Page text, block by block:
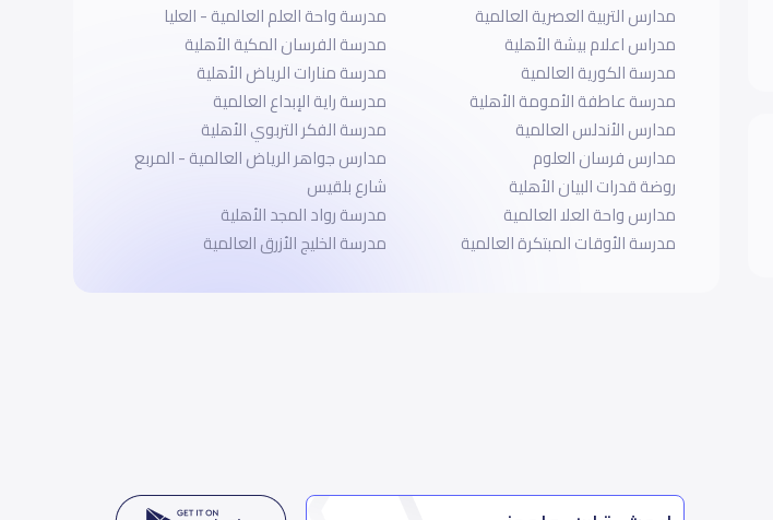
مدارس التربية العصرية العالمية
مدراس اعلام بيشة الأهلية
مدرسة الكورية العالمية
مدرسة عاطفة الأمومة الأهلية
مدارس الأندلس العالمية
مدارس فرسان العلوم
روضة قدرات البيان الأهلية
مدارس واحة العلا العالمية
مدرسة الأوقات المبتكرة العالمية
مدرسة واحة العلم العالمية - العليا
مدرسة الفرسان المكية الأهلية
مدرسة منارات الرياض الأهلية
مدرسة راية الإبداع العالمية
مدرسة الفكر التربوي الأهلية
مدارس جواهر الرياض العالمية - المربع
شارع بلقيس
مدرسة رواد المجد الأهلية
مدرسة الخليج الأزرق العالمية